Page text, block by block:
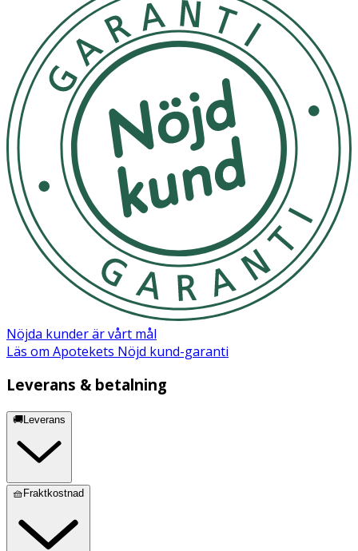
skärmen kommer blinka tills den önskade
värmeinställningen uppnåtts. När temperaturen
uppnåtts kommer den digitala skärmen att lysa.
Observera: Apparatens temperaturinställningar kommer
låsas automatiskt efter 5 sekunder. (Se Byta
aktiveringskontroll). • Tryck ner handtaget, placera
enheten halvvägs uppför en hårslinga och fördela håret
jämnt mellan handtaget och cylindern. • Släpp upp
handtaget när håret ligger på plats så att håret hålls fast
ordentligt mellan handtaget och cylindern. För enheten
försiktigt nedåt mot hårtopparna. • Vinkla håret lätt när
du snurrar upp det på cylindern så att det förd
Förvaras torrt
OK för gravida och ammande:
Nöjda kunder är vårt mål
Läs om Apotekets Nöjd kund-garanti
Leverans & betalning
🚚Leverans
🧺Fraktkostnad